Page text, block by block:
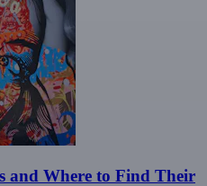
and Where to Find Their